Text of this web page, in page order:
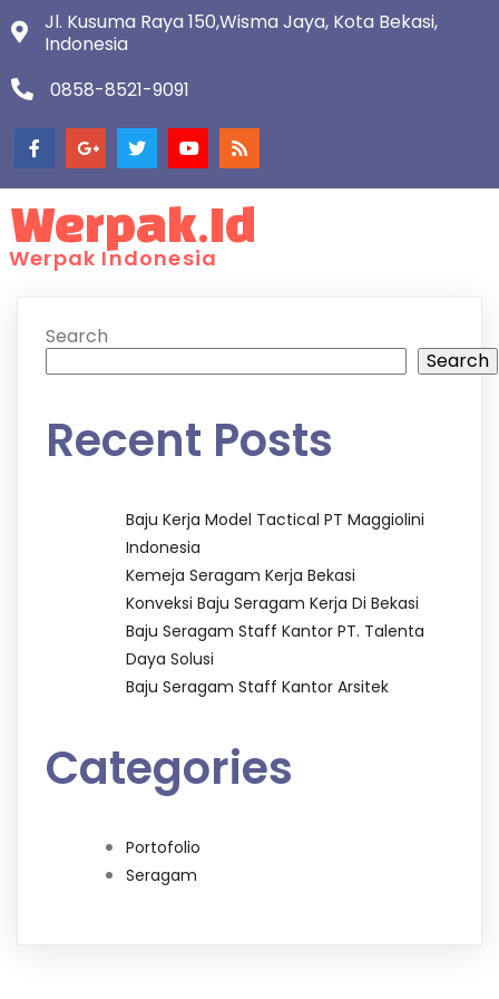
Jl. Kusuma Raya 150,Wisma Jaya, Kota Bekasi,
Indonesia
0858-8521-9091
Werpak.id
Werpak Indonesia
Search
Search
Recent Posts
Baju Kerja Model Tactical PT Maggiolini
Indonesia
Kemeja Seragam Kerja Bekasi
Konveksi Baju Seragam Kerja Di Bekasi
Baju Seragam Staff Kantor PT. Talenta
Daya Solusi
Baju Seragam Staff Kantor Arsitek
Categories
Portofolio
Seragam